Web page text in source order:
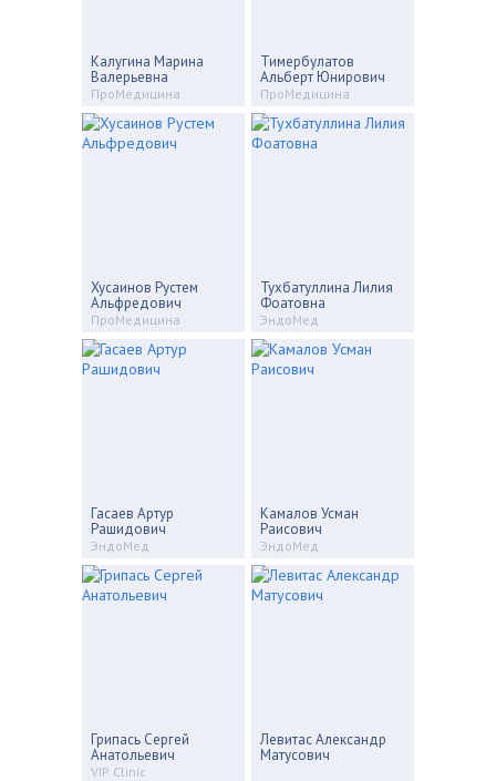
Калугина Марина
Валерьевна
ПроМедицина
Тимербулатов
Альберт Юнирович
ПроМедицина
Хусаинов Рустем
Альфредович
ПроМедицина
Тухбатуллина Лилия
Фоатовна
ЭндоМед
Гасаев Артур
Рашидович
ЭндоМед
Камалов Усман
Раисович
ЭндоМед
Грипась Сергей
Анатольевич
VIP Clinic
Левитас Александр
Матусович